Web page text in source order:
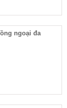
ngoại đa